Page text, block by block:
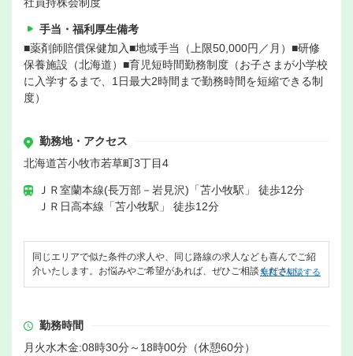
社員持株会制度
手当・福利厚生備考
■薬剤師賠償保健加入■地域手当（上限50,000円／月）■研修
保養施設（北海道）■育児短時間勤務制度（お子さまが小学校
に入学するまで、1日最大2時間まで勤務時間を短縮できる制
度）
勤務地・アクセス
北海道苫小牧市若草町3丁目4
ＪＲ室蘭本線(長万部－岩見沢)「苫小牧駅」 徒歩12分
ＪＲ日高本線「苫小牧駅」 徒歩12分
同じエリアで似た条件の求人や、同じ路線の求人なども喜んでご紹
介いたします。お悩みやご希望があれば、ぜひご相談ください。
無料で相談する
勤務時間
月火水木金:08時30分～18時00分（休憩60分）